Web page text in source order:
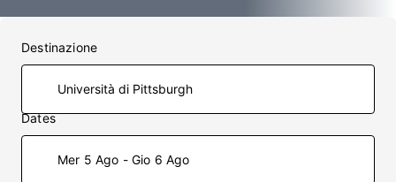
Destinazione
Dates
Mer 5 Ago - Gio 6 Ago